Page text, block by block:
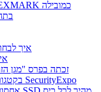
איך
בקטגוריית "מעקב וידאו" בתערוכת האבטחה SecurityExpo